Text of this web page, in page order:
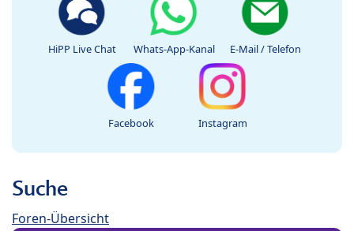
HiPP Live Chat Whats-App-Kanal E-Mail / Telefon
Facebook Instagram
Suche
Foren-Übersicht